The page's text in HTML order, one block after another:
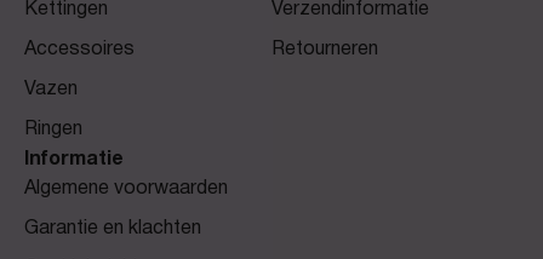
Kettingen
Accessoires
Vazen
Ringen
Verzendinformatie
Retourneren
Informatie
Algemene voorwaarden
Garantie en klachten